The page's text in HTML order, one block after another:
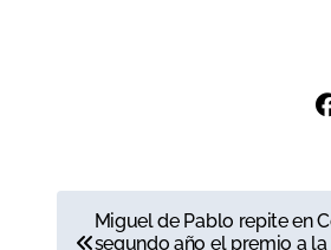
Miguel de Pablo repite en
segundo año el premio a